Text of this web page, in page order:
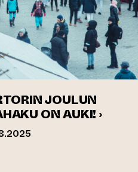
JOULUN
ON AUKI! ›